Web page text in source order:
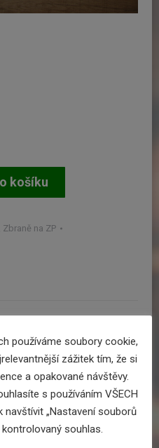
košíku
Zbraně na ZP
a sport. Je vyráběna ve dvou
254mm (viz obr.) – svou
pistolí a je vhodná
a majetku. Je konstruována
s ní střílet na všech
používáme soubory cookie,
zážitek tím, že si
a opakované návštěvy.
s používáním VŠECH
„Nastavení souborů
souhlas.